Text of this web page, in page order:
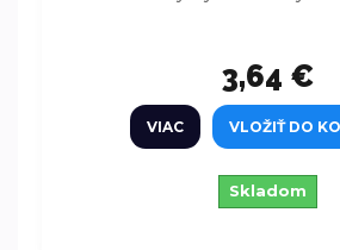
3,64 €
VIAC VLOŽIŤ DO
Skladom